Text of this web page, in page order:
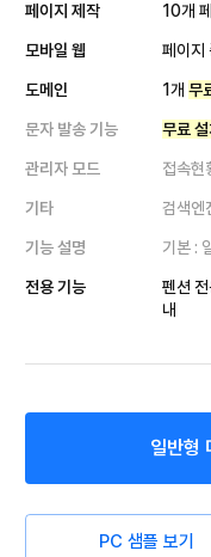
페이지 제작 10개
모바일 웹 페이지
도메인 1개 무
문자 발송 기능 무료 설
관리자 모드 접속현
기타 검색엔
기능 설명 기본 :
전용 기능
펜션
내
일반형
PC 샘플 보기